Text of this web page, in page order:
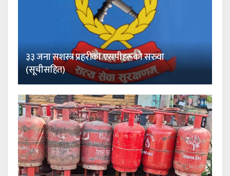
३३ जना सशस्त्र प्रहरीका एसपीहरूको सरुवा
(सूचीसहित)